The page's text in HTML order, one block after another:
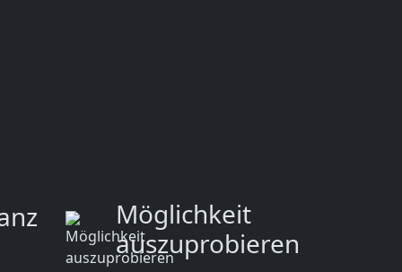
Möglichkeit
auszuprobieren